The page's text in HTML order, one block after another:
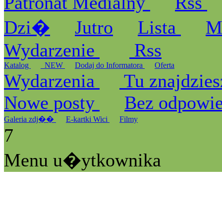
Dzi�
Jutro Lista
Wydarzenie
Rss
Katalog _NEW Dodaj do Informatora Oferta
Wydarzenia
Tu
Nowe posty
Bez
Galeria zdj�� E-kartki Wici Filmy
7
Menu u�ytkownika